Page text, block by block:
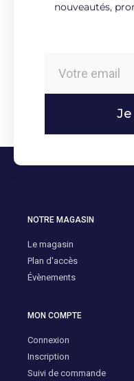
nouveautés,
NOTRE MAGASIN
Le magasin
Plan d'accès
Évènements
MON COMPTE
Connexion
Inscription
Suivi de commande